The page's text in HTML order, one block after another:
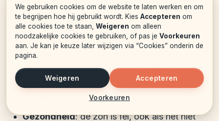
zelf hoeft te rijden of beperk je tot een paar
kleine proefglaasjes.
Geld en betalen: in de meeste wijnhuizen,
restaurants en winkels kun je gewoon met
pinpas of creditcard betalen. Contant geld is
handig voor fooien, kleine aankopen bij
marktkraampjes en parkeerwachters.
Gezondheid: de zon is fel, ook als het niet
We gebruiken cookies om de website te laten werken en om
te begrijpen hoe hij gebruikt wordt. Kies Accepteren om
alle cookies toe te staan, Weigeren om alleen
noodzakelijke cookies te gebruiken, of pas je Voorkeuren
aan. Je kan je keuze later wijzigen via “Cookies” onderin de
pagina.
Weigeren
Voorkeuren
Accepteren